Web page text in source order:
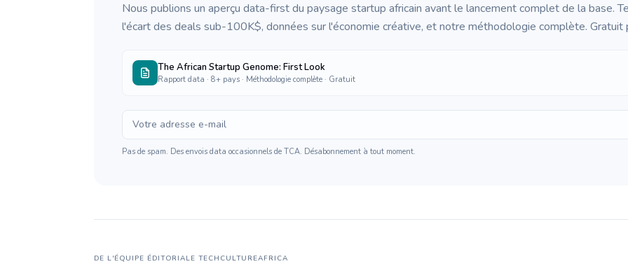
Nous publions un aperçu data-first du paysage startup africain avant le lancement complet de la base.
l'écart des deals sub-100K$, données sur l'économie créative, et notre méthodologie complète.
The African Startup Genome: First Look
Rapport data · 8+ pays · Méthodologie complète · Gratuit
Pas de spam. Des envois data occasionnels de TCA. Désabonnement à tout moment.
DE L'ÉQUIPE ÉDITORIALE TECHCULTUREAFRICA